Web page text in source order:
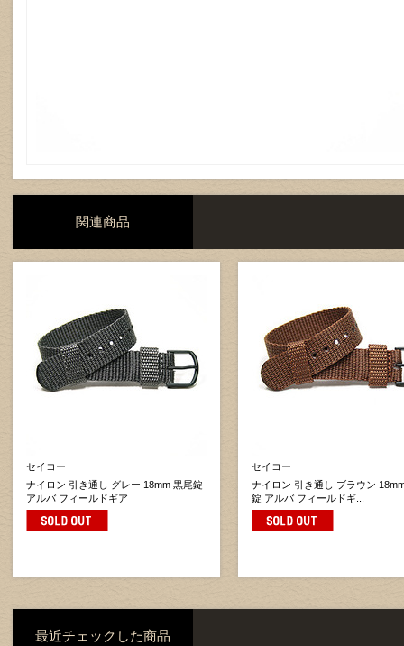
関連商品
セイコー
ナイロン 引き通し グレー 18mm 黒尾錠
アルバ フィールドギア
セイコー
ナイロン 引き通し ブラウン
錠 アルバ フィールドギ...
最近チェックした商品